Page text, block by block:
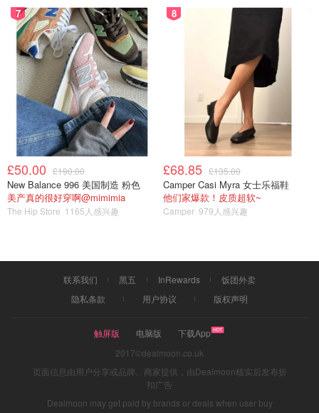
7
£50.00 £190.00
New Balance 996 美国制造 粉色
美产真的很好穿啊@mimimia
The Hip Store 1165人感兴趣
8
£68.85 £135.00
Camper Casi Myra 女士乐福鞋
他们家爆款！皮质超软~
Camper 979人感兴趣
联系我们 黑五 InRewards
饭团外卖
隐私条款
用户协议 版权声明
触屏版 电脑版
下载App
2017©dealmoon.co.uk
页面信息由用户分享或品牌、商家提供，由Dealmoon核实后发布折
扣广告
Dealmoon may get paid by brands or deals when user buy